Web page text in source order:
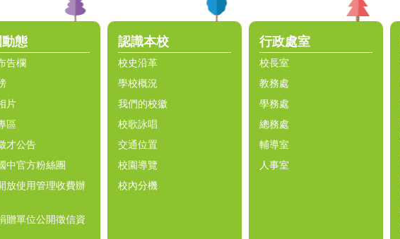
態
告欄
片
區
才公告
中官方粉絲團
放使用管理收費辦
贈單位公開徵信資
認識本校
校史沿革
學校概況
我們的校徽
校歌詠唱
交通位置
校園導覽
校內分機
行政處室
校長室
教務處
學務處
總務處
輔導室
人事室